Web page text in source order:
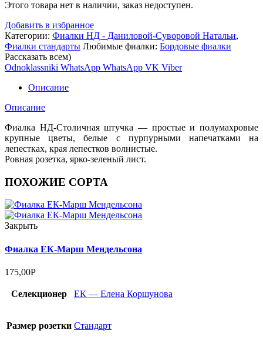
Этого товара нет в наличии, заказ недоступен.
Добавить в избранное
Категории: Фиалки НД - Даниловой-Суворовой Натальи,
Фиалки стандарты Любимые фиалки: Бордовые фиалки
Рассказать всем)
Odnoklassniki WhatsApp WhatsApp VK Viber
Описание
Описание
Фиалка НД-Столичная штучка — простые и полумахровые
крупные цветы, белые с пурпурными напечатками на
лепестках, края лепестков волнистые.
Ровная розетка, ярко-зеленый лист.
ПОХОЖИЕ СОРТА
Закрыть
Фиалка ЕК-Марш Мендельсона
175,00Р
Селекционер ЕК — Елена Коршунова
Размер розетки Стандарт